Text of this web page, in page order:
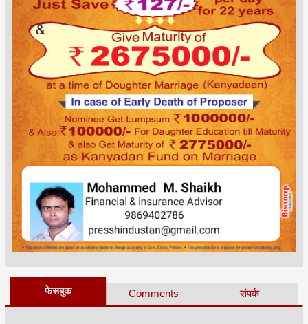
फेसबुक Comments संपर्क